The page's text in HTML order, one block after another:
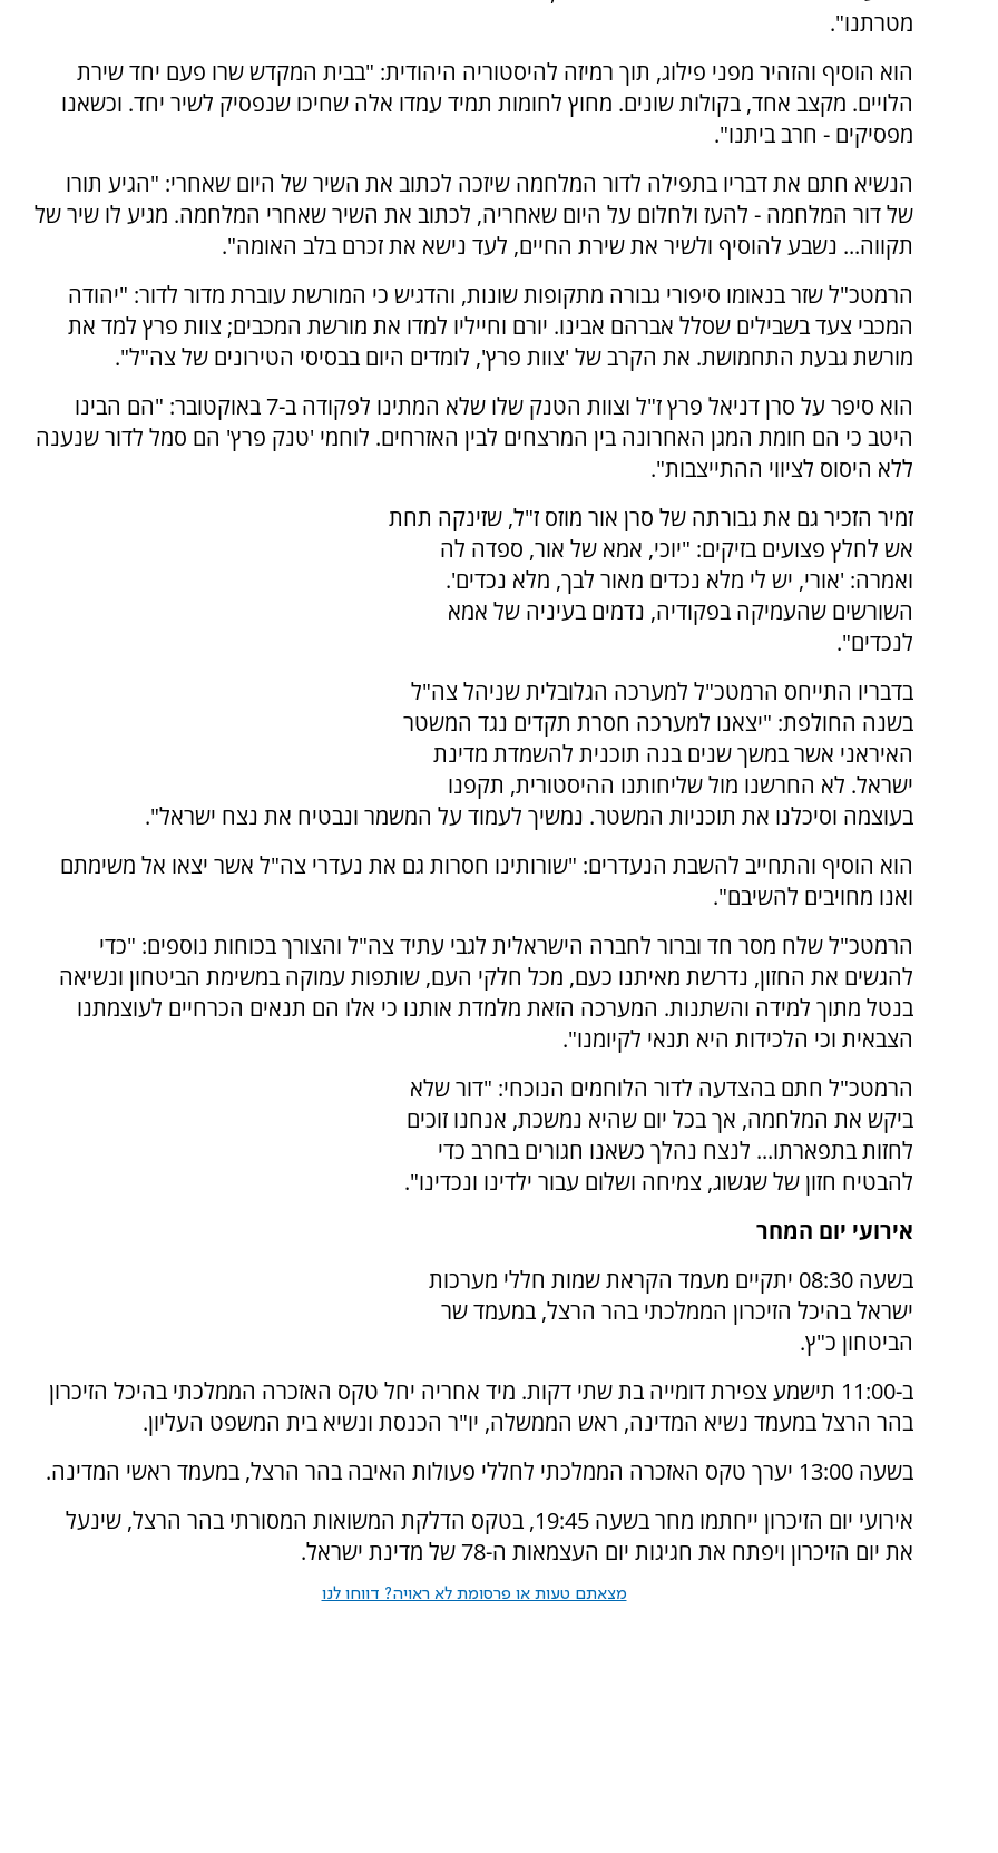
מטרתנו".
הוא הוסיף והזהיר מפני פילוג, תוך רמיזה להיסטוריה היהודית: "בבית המקדש שרו פעם יחד שירת
הלויים. מקצב אחד, בקולות שונים. מחוץ לחומות תמיד עמדו אלה שחיכו שנפסיק לשיר יחד. וכשאנו
מפסיקים - חרב ביתנו".
הנשיא חתם את דבריו בתפילה לדור המלחמה שיזכה לכתוב את השיר של היום שאחרי: "הגיע תורו
של דור המלחמה - להעז ולחלום על היום שאחריה, לכתוב את השיר שאחרי המלחמה. מגיע לו שיר של
תקווה... נשבע להוסיף ולשיר את שירת החיים, לעד נישא את זכרם בלב האומה".
הרמטכ"ל שזר בנאומו סיפורי גבורה מתקופות שונות, והדגיש כי המורשת עוברת מדור לדור: "יהודה
המכבי צעד בשבילים שסלל אברהם אבינו. יורם וחייליו למדו את מורשת המכבים; צוות פרץ למד את
מורשת גבעת התחמושת. את הקרב של 'צוות פרץ', לומדים היום בבסיסי הטירונים של צה"ל".
הוא סיפר על סרן דניאל פרץ ז"ל וצוות הטנק שלו שלא המתינו לפקודה ב-7 באוקטובר: "הם הבינו
היטב כי הם חומת המגן האחרונה בין המרצחים לבין האזרחים. לוחמי 'טנק פרץ' הם סמל לדור שנענה
ללא היסוס לציווי ההתייצבות".
זמיר הזכיר גם את גבורתה של סרן אור מוזס ז"ל, שזינקה תחת
אש לחלץ פצועים בזיקים: "יוכי, אמא של אור, ספדה לה
ואמרה: 'אורי, יש לי מלא נכדים מאור לבך, מלא נכדים'.
השורשים שהעמיקה בפקודיה, נדמים בעיניה של אמא
לנכדים".
בדבריו התייחס הרמטכ"ל למערכה הגלובלית שניהל צה"ל
בשנה החולפת: "יצאנו למערכה חסרת תקדים נגד המשטר
האיראני אשר במשך שנים בנה תוכנית להשמדת מדינת
ישראל. לא החרשנו מול שליחותנו ההיסטורית, תקפנו
בעוצמה וסיכלנו את תוכניות המשטר. נמשיך לעמוד על המשמר ונבטיח את נצח ישראל".
הוא הוסיף והתחייב להשבת הנעדרים: "שורותינו חסרות גם את נעדרי צה"ל אשר יצאו אל משימתם
ואנו מחויבים להשיבם".
הרמטכ"ל שלח מסר חד וברור לחברה הישראלית לגבי עתיד צה"ל והצורך בכוחות נוספים: "כדי
להגשים את החזון, נדרשת מאיתנו כעם, מכל חלקי העם, שותפות עמוקה במשימת הביטחון ונשיאה
בנטל מתוך למידה והשתנות. המערכה הזאת מלמדת אותנו כי אלו הם תנאים הכרחיים לעוצמתנו
הצבאית וכי הלכידות היא תנאי לקיומנו".
הרמטכ"ל חתם בהצדעה לדור הלוחמים הנוכחי: "דור שלא
ביקש את המלחמה, אך בכל יום שהיא נמשכת, אנחנו זוכים
לחזות בתפארתו... לנצח נהלך כשאנו חגורים בחרב כדי
להבטיח חזון של שגשוג, צמיחה ושלום עבור ילדינו ונכדינו".
אירועי יום המחר
בשעה 08:30 יתקיים מעמד הקראת שמות חללי מערכות
ישראל בהיכל הזיכרון הממלכתי בהר הרצל, במעמד שר
הביטחון כ"ץ.
ב-11:00 תישמע צפירת דומייה בת שתי דקות. מיד אחריה יחל טקס האזכרה הממלכתי בהיכל הזיכרון
בהר הרצל במעמד נשיא המדינה, ראש הממשלה, יו"ר הכנסת ונשיא בית המשפט העליון.
בשעה 13:00 יערך טקס האזכרה הממלכתי לחללי פעולות האיבה בהר הרצל, במעמד ראשי המדינה.
אירועי יום הזיכרון ייחתמו מחר בשעה 19:45, בטקס הדלקת המשואות המסורתי בהר הרצל, שינעל
את יום הזיכרון ויפתח את חגיגות יום העצמאות ה-78 של מדינת ישראל.
מצאתם טעות או פרסומת לא ראויה? דווחו לנו